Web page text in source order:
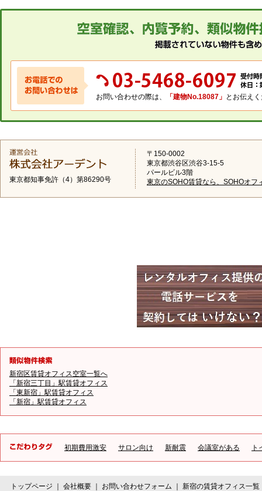
お問い合わせの際は、 「建物No.18087」 とお伝え
東京都知事免許（4）第86290号
〒150-0002
東京都渋谷区渋谷3-15-5
パールビル3階
東京のSOHO賃貸なら、SOHOオフ
新宿区賃貸オフィス空室一覧へ
「新宿三丁目」駅賃貸オフィス
「東新宿」駅賃貸オフィス
「新宿」駅賃貸オフィス
初期費用激安 サロン向け 新耐震 会議室がある ト
トップページ 会社概要 お問い合わせフォーム 新宿の賃貸オフィス一覧